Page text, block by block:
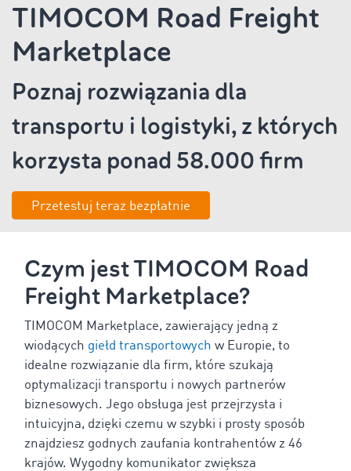
TIMOCOM Road Freight
Marketplace
Poznaj rozwiązania dla
transportu i logistyki, z których
korzysta ponad 58.000 firm
Przetestuj teraz bezpłatnie
Czym jest TIMOCOM Road
Freight Marketplace?
TIMOCOM Marketplace, zawierający jedną z
wiodących giełd transportowych w Europie, to
idealne rozwiązanie dla firm, które szukają
optymalizacji transportu i nowych partnerów
biznesowych. Jego obsługa jest przejrzysta i
intuicyjna, dzięki czemu w szybki i prosty sposób
znajdziesz godnych zaufania kontrahentów z 46
krajów. Wygodny komunikator zwiększa